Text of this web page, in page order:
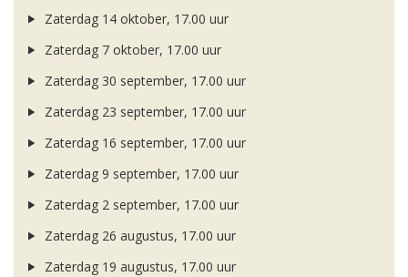
Zaterdag 14 oktober, 17.00 uur
Zaterdag 7 oktober, 17.00 uur
Zaterdag 30 september, 17.00 uur
Zaterdag 23 september, 17.00 uur
Zaterdag 16 september, 17.00 uur
Zaterdag 9 september, 17.00 uur
Zaterdag 2 september, 17.00 uur
Zaterdag 26 augustus, 17.00 uur
Zaterdag 19 augustus, 17.00 uur